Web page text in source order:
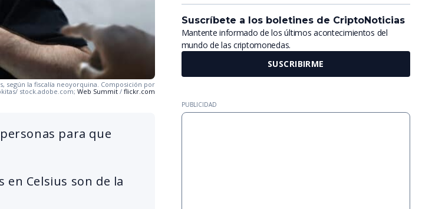
según la fiscalía neoyorquina. Composición por
stock.adobe.com; Web Summit/ flickr.com
para que
Celsius son de la
Suscríbete a los boletines de CriptoNoticias
Mantente informado de los últimos acontecimientos del
mundo de las criptomonedas.
SUSCRIBIRME
PUBLICIDAD